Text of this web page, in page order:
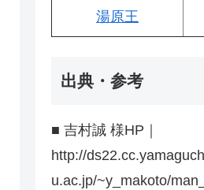
湯原王
出典・参考
■ 吉村誠 様HP｜
http://
u.ac.jp/~y_makoto/